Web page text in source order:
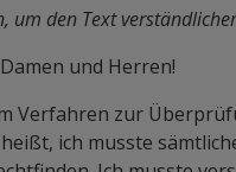
den Text
und Herren!
Verfahren zur
ich musste